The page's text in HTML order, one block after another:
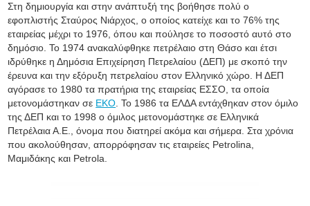
Στη δημιουργία και στην ανάπτυξή της βοήθησε πολύ ο
εφοπλιστής Σταύρος Νιάρχος, ο οποίος κατείχε και το 76% της
εταιρείας μέχρι το 1976, όπου και πούλησε το ποσοστό αυτό στο
δημόσιο. Το 1974 ανακαλύφθηκε πετρέλαιο στη Θάσο και έτσι
ιδρύθηκε η Δημόσια Επιχείρηση Πετρελαίου (ΔΕΠ) με σκοπό την
έρευνα και την εξόρυξη πετρελαίου στον Ελληνικό χώρο. Η ΔΕΠ
αγόρασε το 1980 τα πρατήρια της εταιρείας ΕΣΣΟ, τα οποία
μετονομάστηκαν σε ΕΚΟ . Το 1986 τα ΕΛΔΑ εντάχθηκαν στον όμιλο
της ΔΕΠ και το 1998 ο όμιλος μετονομάστηκε σε Ελληνικά
Πετρέλαια Α.Ε., όνομα που διατηρεί ακόμα και σήμερα. Στα χρόνια
που ακολούθησαν, απορρόφησαν τις εταιρείες Petrolina,
Μαμιδάκης και Petrola.